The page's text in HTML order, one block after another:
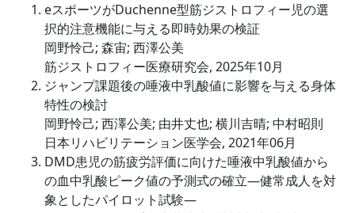
eスポーツがDuchenne型筋ジストロフィー児の選
択的注意機能に与える即時効果の検証
岡野怜己; 森宙; 西澤公美
筋ジストロフィー医療研究会, 2025年10月
ジャンプ課題後の唾液中乳酸値に影響を与える身体
特性の検討
岡野怜己; 西澤公美; 由井丈也; 横川吉晴; 中村昭則
日本リハビリテーション医学会, 2021年06月
DMD患児の筋疲労評価に向けた唾液中乳酸値から
の血中乳酸ピーク値の予測式の確立―健常成人を対
象としたパイロット試験―